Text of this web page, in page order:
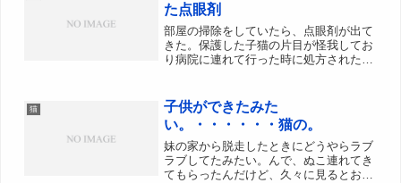
た点眼剤
部屋の掃除をしていたら、点眼剤が出て
きた。保護した子猫の片目が怪我してお
り病院に連れて行った時に処方されたや
るといいよと聞いたので！生後2か月ぐ
らいで喧嘩をしたのか片目...
猫
子供ができたみた
い。・・・・・・猫の。
妹の家から脱走したときにどうやらラブ
ラブしてたみたい。んで、ぬこ連れてき
てもらったんだけど、久々に見るとお腹